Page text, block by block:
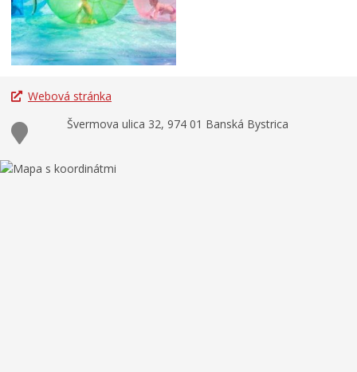
Webová stránka
Švermova ulica 32, 974 01 Banská Bystrica